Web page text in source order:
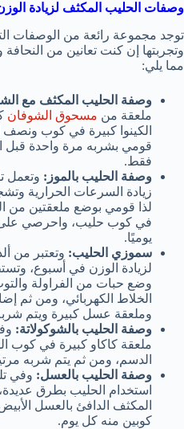
وصفات الحليب المكثف لزيادة
توجد مجموعة رائعة من الوصفات
وتجربتها إن كنت تعانين من
مما يلي:
وصفة الحليب المكثف مع
ملعقة من مسحوق الشوفان
الكينوا كبيرة في كوب
قومي بشربه مرة واحدة قبل
فقط.
وصفة الحليب بالموز: وتعمل
زيادة السرعات الحرارية
لذا قومي بوضع ملعقتين من
في كوب حليب، واحرصي على
يوميًا.
سموزي الحليب: وتعتبر من
لزيادة الوزن في أسبوع،
وضع حبات من الفراولة
الخلاط الكهربائي، ومن ثم
وملعقة عسل كبيرة ويتم
وصفة الحليب بالشوكولاتة:
ملعقة كاكاو كبيرة في كوب
الدسم، ومن ثم يتم شربه
وصفة الحليب بالعسل: وفي
استخدام الحليب بطرق
المكثف الدافئ بالعسل
كوبين منه كل يوم.